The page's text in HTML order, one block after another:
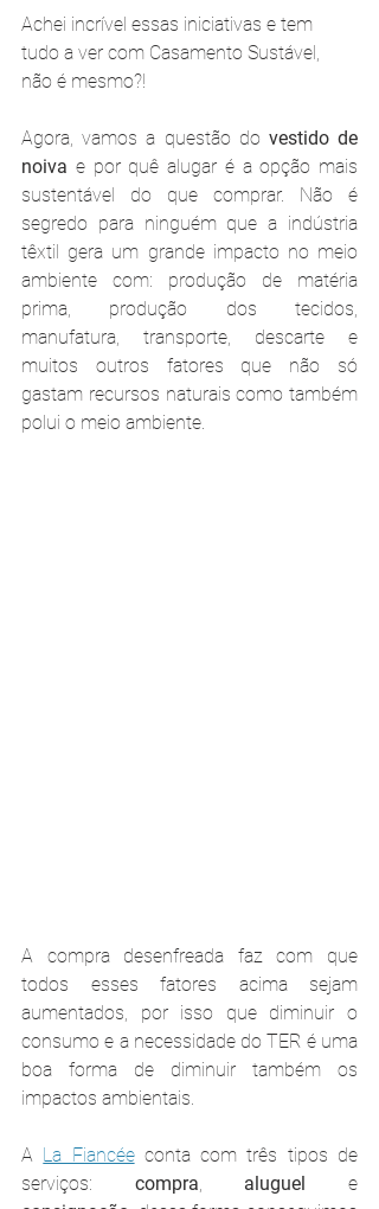
Achei incrível essas iniciativas e tem
tudo a ver com Casamento Sustável,
não é mesmo?!
Agora, vamos a questão do vestido de
noiva e por quê alugar é a opção mais
sustentável do que comprar. Não é
segredo para ninguém que a indústria
têxtil gera um grande impacto no meio
ambiente com: produção de matéria
prima, produção dos tecidos,
manufatura, transporte, descarte e
muitos outros fatores que não só
gastam recursos naturais como também
polui o meio ambiente.
A compra desenfreada faz com que
todos esses fatores acima sejam
aumentados, por isso que diminuir o
consumo e a necessidade do TER é uma
boa forma de diminuir também os
impactos ambientais.
A La Fiancée conta com três tipos de
serviços: compra aluguel